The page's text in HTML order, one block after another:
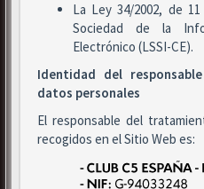
La Ley 34/2002, de
Sociedad de la
Electrónico (LSSI-CE).
Identidad del
datos personales
El responsable del
recogidos en el Sitio Web es: